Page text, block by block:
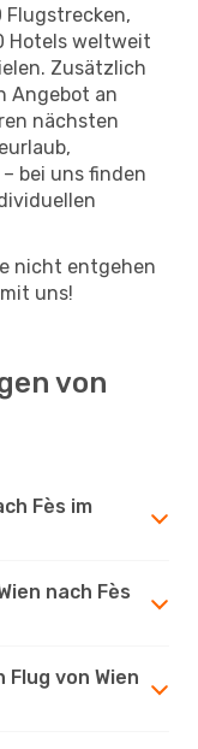
Flugstrecken,
Hotels weltweit
Zusätzlich
Angebot an
nächsten
bei uns finden
nicht entgehen
uns!
von
Fès im
nach Fès
von Wien